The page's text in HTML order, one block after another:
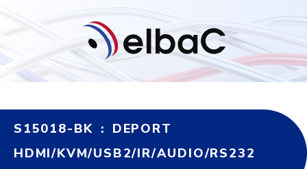
S15018-BK : DEPORT
HDMI/KVM/USB2/IR/AUDIO/RS232